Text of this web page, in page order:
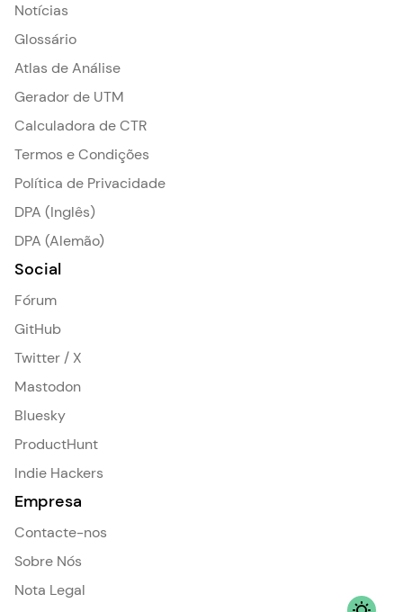
Notícias
Glossário
Atlas de Análise
Gerador de UTM
Calculadora de CTR
Termos e Condições
Política de Privacidade
DPA (Inglês)
DPA (Alemão)
Social
Fórum
GitHub
Twitter / X
Mastodon
Bluesky
ProductHunt
Indie Hackers
Empresa
Contacte-nos
Sobre Nós
Nota Legal